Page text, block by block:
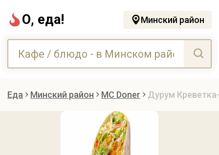
О, еда! Минский район
Еда Минский район MC Doner Дурум